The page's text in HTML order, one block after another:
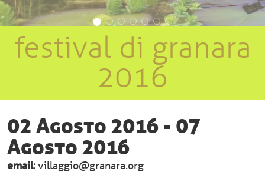
festival di granara
2016
02 Agosto 2016 - 07
Agosto 2016
email villaggio@granara.org